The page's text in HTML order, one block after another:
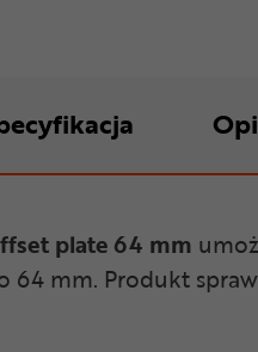
plate 64 mm
64 mm. Produkt